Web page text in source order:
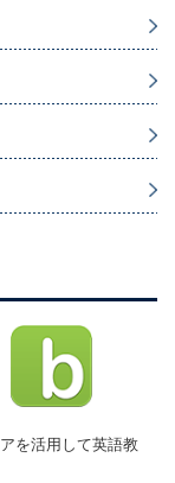
を活用して英語教